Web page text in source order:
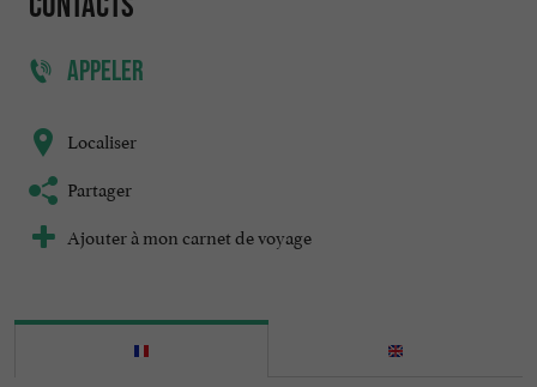
APPELER
Localiser
Partager
Ajouter à mon carnet de voyage